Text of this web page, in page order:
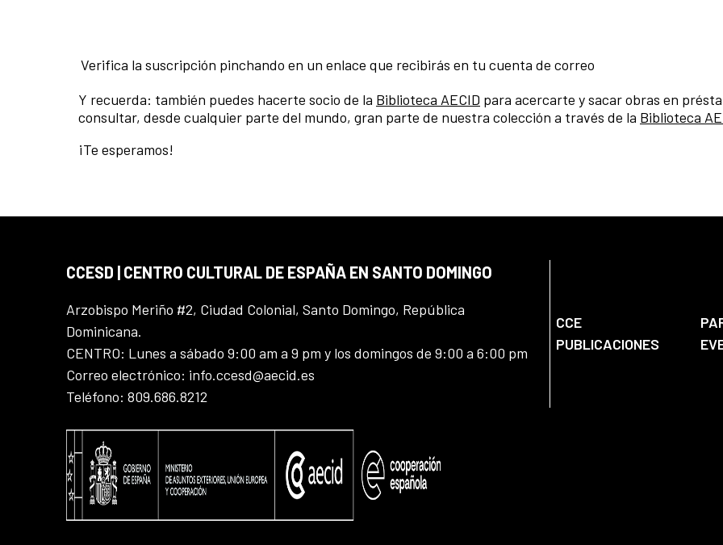
Verifica la suscripción pinchando en un enlace que recibirás en tu cuenta de correo
Y recuerda: también puedes hacerte socio de la Biblioteca AECID para acercarte y sacar obras en
consultar, desde cualquier parte del mundo, gran parte de nuestra colección a través de la Biblioteca
¡Te esperamos!
CCESD | CENTRO CULTURAL DE ESPAÑA EN SANTO DOMINGO
Arzobispo Meriño #2, Ciudad Colonial, Santo Domingo, República
Dominicana.
CENTRO: Lunes a sábado 9:00 am a 9 pm y los domingos de 9:00 a 6:00 pm
Correo electrónico: info.ccesd@aecid.es
Teléfono: 809.686.8212
CCE
PUBLICACIONES